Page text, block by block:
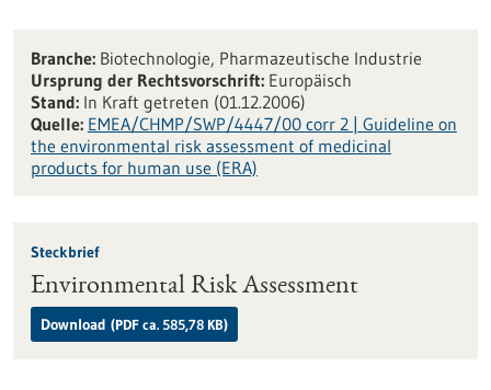
Branche:Biotechnologie, Pharmazeutische Industrie
Ursprung der Rechtsvorschrift:Europäisch
Stand:In Kraft getreten (01.12.2006)
Quelle: EMEA/CHMP/SWP/4447/00 corr 2 | Guideline on
the environmental risk assessment of medicinal
products for human use (ERA)
Steckbrief
Environmental Risk Assessment
Download (PDF ca. 585,78 KB)